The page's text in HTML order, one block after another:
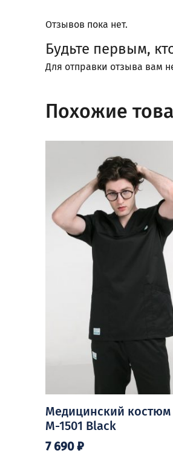
Отзывов пока нет.
Будьте первым,
Для отправки отзыва вам
Похожие
Медицинский костюм
M-1501 Black
7 690₽